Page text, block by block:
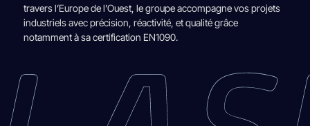
travers l’Europe de l’Ouest, le groupe accompagne vos projets
industriels avec précision, réactivité, et qualité grâce
notamment à sa certification EN1090.